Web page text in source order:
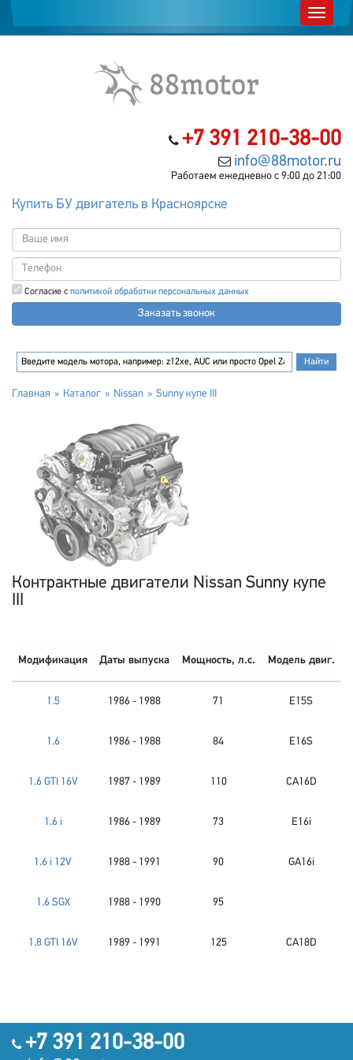
+7 391 210-38-00
info@88motor.ru
Работаем ежедневно с 9:00 до 21:00
Купить БУ двигатель в Красноярске
Согласие с политикой обработки персональных данных
Заказать звонок
Главная Каталог Nissan Sunny купе III
Контрактные двигатели Nissan Sunny купе
III
Модификация Даты выпуска Мощность, л.с. Модель двиг.
1.5 1986 - 1988 71 E15S
1.6 1986 - 1988 84 E16S
1.6 GTI 16V 1987 - 1989 110 CA16D
1.6 i 1986 - 1989 73 E16i
1.6 i 12V 1988 - 1991 90 GA16i
1.6 SGX 1988 - 1990 95
1.8 GTI 16V 1989 - 1991 125 CA18D
+7 391 210-38-00